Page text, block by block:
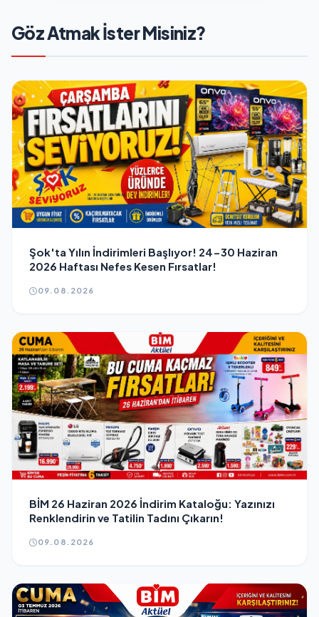
Göz Atmak İster Misiniz?
Şok'ta Yılın İndirimleri Başlıyor! 24-30 Haziran
2026 Haftası Nefes Kesen Fırsatlar!
09.08.2026
BİM 26 Haziran 2026 İndirim Kataloğu: Yazınızı
Renklendirin ve Tatilin Tadını Çıkarın!
09.08.2026